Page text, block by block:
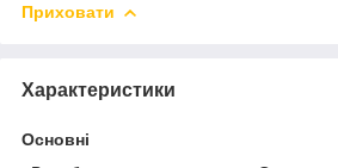
Приховати
Характеристики
Основні